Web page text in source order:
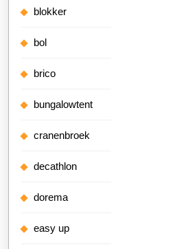
blokker
bol
brico
bungalowtent
cranenbroek
decathlon
dorema
easy up